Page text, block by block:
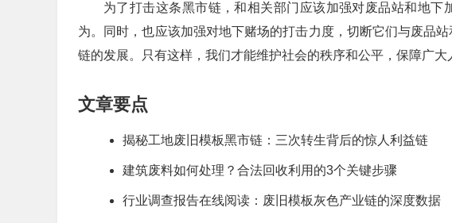
为了打击这条黑市链，和相关部门应该加强对废品站和地
为。同时，也应该加强对地下赌场的打击力度，切断它们与废品
链的发展。只有这样，我们才能维护社会的秩序和公平，保障广大
文章要点
揭秘工地废旧模板黑市链：三次转生背后的惊人利益链
建筑废料如何处理？合法回收利用的3个关键步骤
行业调查报告在线阅读：废旧模板灰色产业链的深度数据